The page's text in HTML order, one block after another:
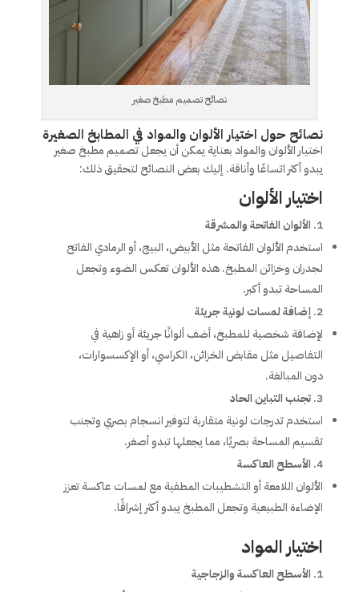
نصائح تصميم مطبخ صغير
نصائح حول اختيار الألوان والمواد في المطابخ الصغيرة
اختيار الألوان والمواد بعناية يمكن أن يجعل تصميم مطبخ صغير
يبدو أكثر اتساعًا وأناقة. إليك بعض النصائح لتحقيق ذلك:
اختيار الألوان
الألوان الفاتحة والمشرقة
استخدم الألوان الفاتحة مثل الأبيض، البيج، أو الرمادي الفاتح
لجدران وخزائن المطبخ. هذه الألوان تعكس الضوء وتجعل
المساحة تبدو أكبر.
إضافة لمسات لونية جريئة
لإضافة شخصية للمطبخ، أضف ألوانًا جريئة أو زاهية في
التفاصيل مثل مقابض الخزائن، الكراسي، أو الإكسسوارات،
دون المبالغة.
تجنب التباين الحاد
استخدم تدرجات لونية متقاربة لتوفير انسجام بصري وتجنب
تقسيم المساحة بصريًا، مما يجعلها تبدو أصغر.
الأسطح العاكسة
الألوان اللامعة أو التشطيبات المطفية مع لمسات عاكسة تعزز
الإضاءة الطبيعية وتجعل المطبخ يبدو أكثر إشراقًا.
اختيار المواد
الأسطح العاكسة والزجاجية